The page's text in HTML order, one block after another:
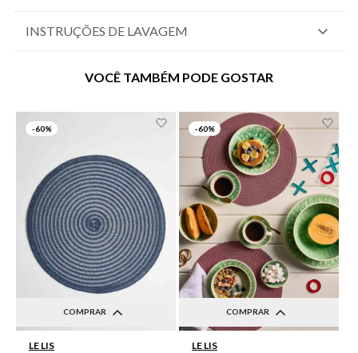
INSTRUÇÕES DE LAVAGEM
VOCÊ TAMBÉM PODE GOSTAR
-60%
COMPRAR
LE LIS
-60%
COMPRAR
LE LIS